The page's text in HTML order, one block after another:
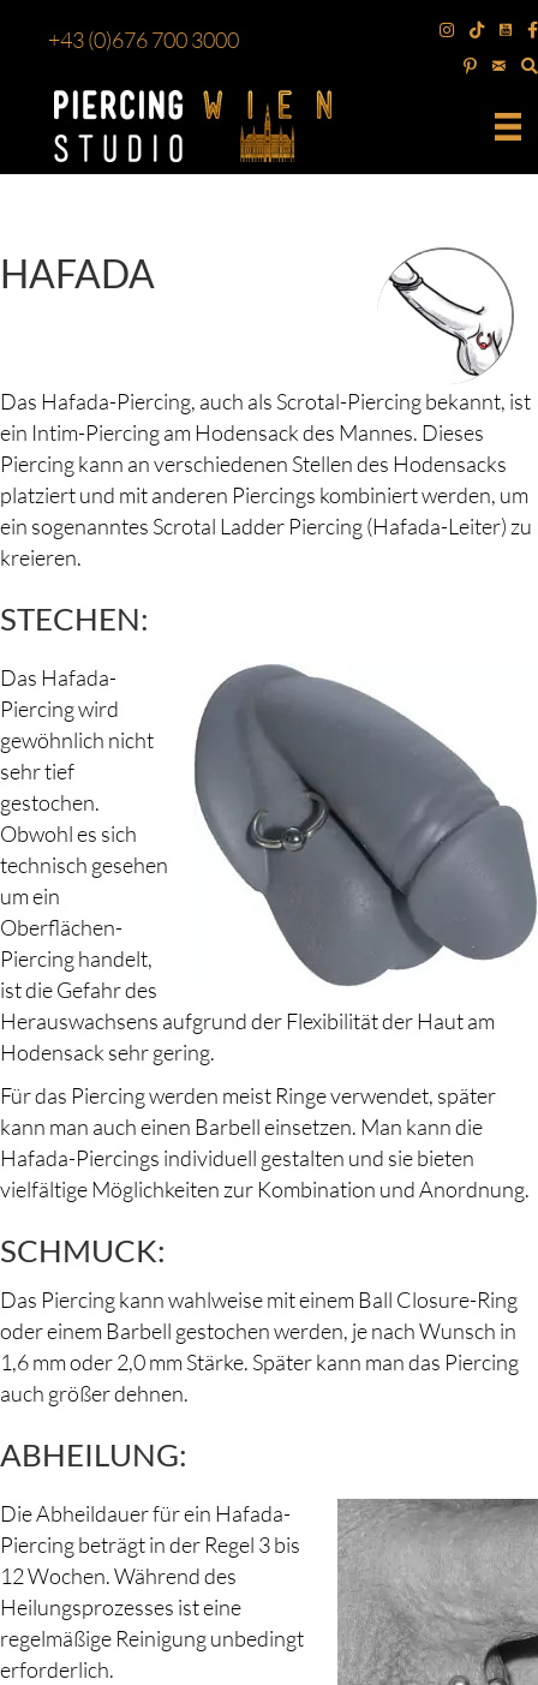
+43(0)676 700 3000
HAFADA
Das Hafada-Piercing, auch als Scrotal-Piercing bekannt, ist
ein Intim-Piercing am Hodensack des Mannes. Dieses
Piercing kann an verschiedenen Stellen des Hodensacks
platziert und mit anderen Piercings kombiniert werden, um
ein sogenanntes Scrotal Ladder Piercing (Hafada-Leiter) zu
kreieren.
STECHEN:
Das Hafada-
Piercing wird
gewöhnlich nicht
sehr tief
gestochen.
Obwohl es sich
technisch gesehen
um ein
Oberflächen-
Piercing handelt,
ist die Gefahr des
Herauswachsens aufgrund der Flexibilität der Haut am
Hodensack sehr gering.
Für das Piercing werden meist Ringe verwendet, später
kann man auch einen Barbell einsetzen. Man kann die
Hafada-Piercings individuell gestalten und sie bieten
vielfältige Möglichkeiten zur Kombination und Anordnung.
SCHMUCK:
Das Piercing kann wahlweise mit einem Ball Closure-Ring
oder einem Barbell gestochen werden, je nach Wunsch in
1,6 mm oder 2,0 mm Stärke. Später kann man das Piercing
auch größer dehnen.
ABHEILUNG:
Die Abheildauer für ein Hafada-
Piercing beträgt in der Regel 3 bis
12 Wochen. Während des
Heilungsprozesses ist eine
regelmäßige Reinigung unbedingt
erforderlich.